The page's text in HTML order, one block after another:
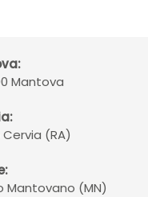
Mantova
Cervia (RA)
Mantovano (MN)